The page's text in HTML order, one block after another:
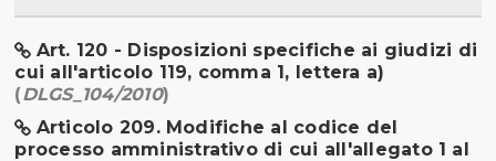
Art. 120 - Disposizioni specifiche ai giudizi di
cui all'articolo 119, comma 1, lettera a)
(DLGS_104/2010)
Articolo 209. Modifiche al codice del
processo amministrativo di cui all'allegato 1 al